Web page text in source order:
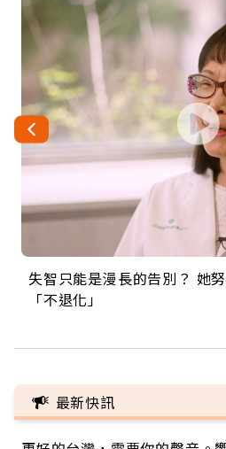
失智只能是漫長的告別？ 她
「不退化」
來自剛果的巧克力神父 為台
的家，我連作夢都講台語！」
63歲卸矽谷副總、搬回台灣
丑」走進安養院，逗樂上萬爺
104歲打破金氏世界紀錄 成
手，分享長壽的秘密原來是「
事業巔峰他選擇追夢…黑手阿
巨蛋！連CNN都大讚！
最新快訊